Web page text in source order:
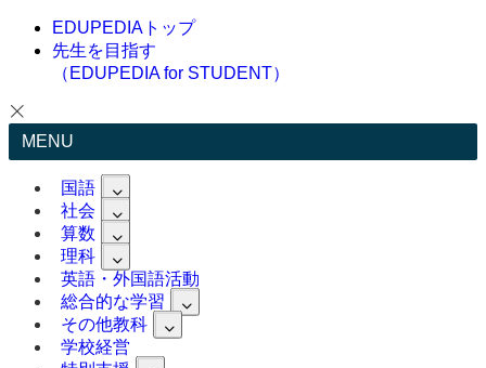
EDUPEDIAトップ
先生を目指す
（EDUPEDIA for STUDENT）
MENU
国語
社会
算数
理科
英語・外国語活動
総合的な学習
その他教科
学校経営